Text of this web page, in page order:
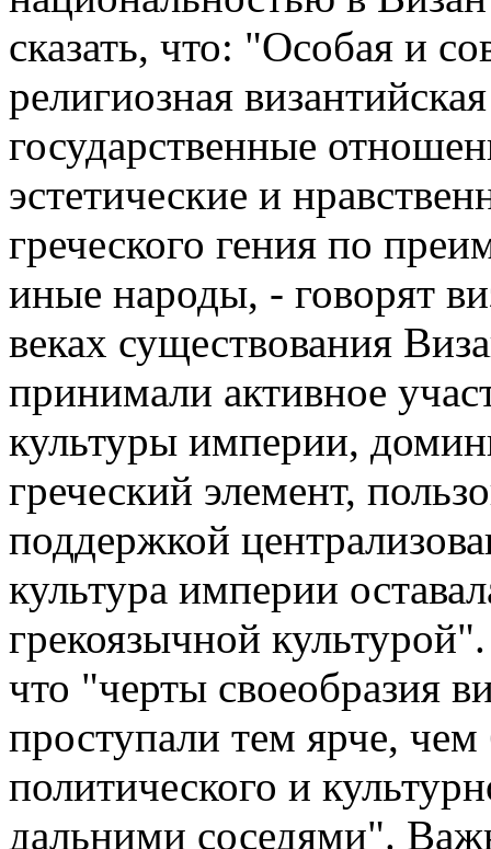
сказать, что: "Особая и
религиозная
государственные
эстетические и
греческого гения по
иные народы, - говорят
веках существования
принимали активное
культуры империи,
греческий элемент,
поддержкой
культура империи
грекоязычной
что "черты своеобразия
проступали тем ярче,
политического и
дальними соседями".